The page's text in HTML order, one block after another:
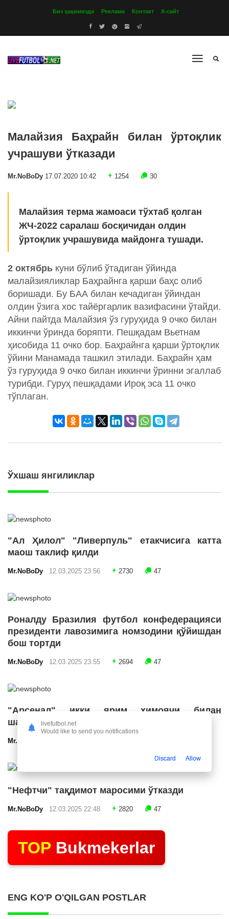
Биз ҳақимизда Реклама Контакт Х-сайт
Малайзия Баҳрайн билан ўртоқлик
учрашуви ўтказади
Mr.NoBoDy 17.07.2020 10:42 1254 30
Малайзия терма жамоаси тўхтаб қолган
ЖЧ-2022 саралаш босқичидан олдин
ўртоқлик учрашувида майдонга тушади.
2 октябрь куни бўлиб ўтадиган ўйинда
малайзияликлар Баҳрайнга қарши баҳс олиб
боришади. Бу БАА билан кечадиган ўйиндан
олдин ўзига хос тайёргарлик вазифасини ўтайди.
Айни пайтда Малайзия ўз гуруҳида 9 очко билан
иккинчи ўринда боряпти. Пешқадам Вьетнам
ҳисобида 11 очко бор. Баҳрайнга қарши ўртоқлик
ўйини Манамада ташкил этилади. Баҳрайн ҳам
ўз гуруҳида 9 очко билан иккинчи ўринни эгаллаб
турибди. Гуруҳ пешқадами Ироқ эса 11 очко
тўплаган.
Ўхшаш янгиликлар
"Ал Ҳилол" "Ливерпуль" етакчисига катта
маош таклиф қилди
Mr.NoBoDy 12.03.2025 23:56 2730 47
Роналду Бразилия футбол конфедерацияси
президенти лавозимига номзодини қўйишдан
бош тортди
Mr.NoBoDy 12.03.2025 23:55 2694 47
"Арсенал" икки ярим ҳимоячи билан
шартнома имзолашга яқин
Mr.NoBoDy
"Нефтчи" тақдимот маросими ўтказди
Mr.NoBoDy 12.03.2025 22:48 2820 47
TOP Bukmekerlar
ENG KO'P O'QILGAN POSTLAR
livefutbol.net
Would like to send you notifications
Discard Allow